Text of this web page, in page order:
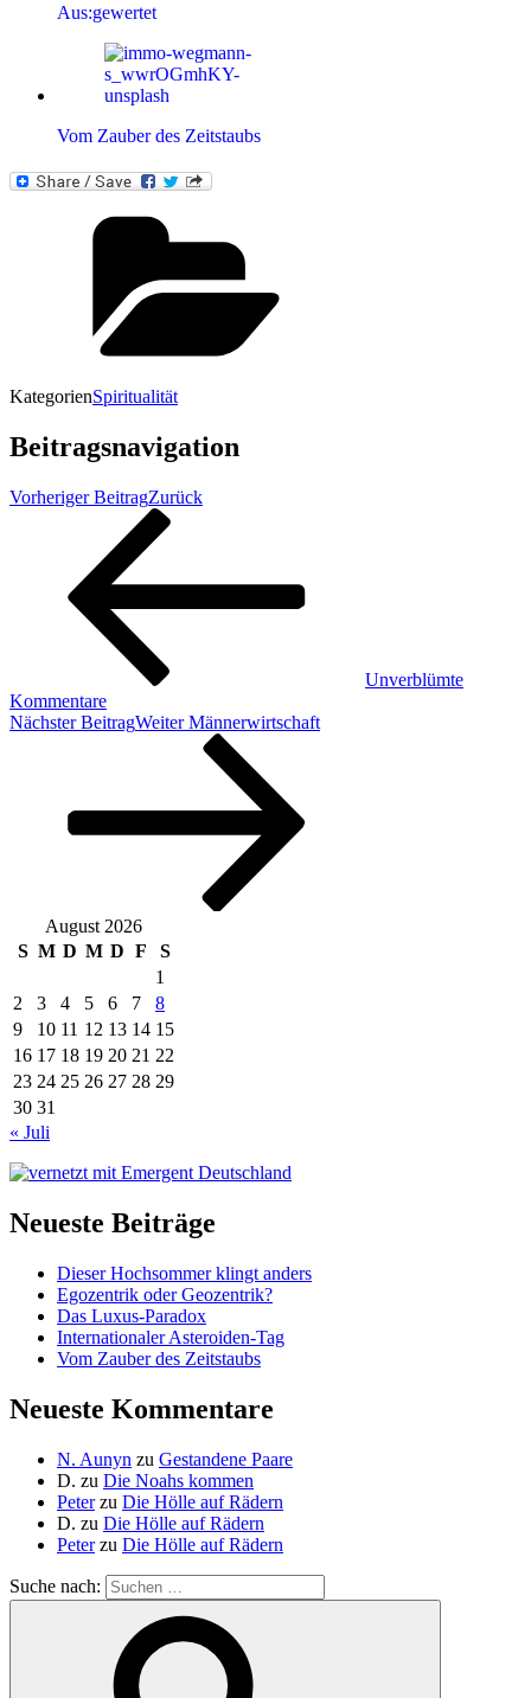
Aus:gewertet
Vom Zauber des Zeitstaubs
KategorienSpiritualität
Beitragsnavigation
Vorheriger BeitragZurück
Unverblümte
Kommentare
Nächster BeitragWeiter Männerwirtschaft
August 2026
S M D M D F
S
1
2
3 4 5 6 7
8
9
10 11 12 13 14 15
16 17 18 19 20 21 22
23 24 25 26 27 28 29
30 31
« Juli
Neueste Beiträge
Dieser Hochsommer klingt anders
Egozentrik oder Geozentrik?
Das Luxus-Paradox
Internationaler Asteroiden-Tag
Vom Zauber des Zeitstaubs
Neueste Kommentare
N. Aunyn zu Gestandene Paare
D. zu Die Noahs kommen
Peterzu Die Hölle auf Rädern
D. zu Die Hölle auf Rädern
Peterzu Die Hölle auf Rädern
Suche nach: